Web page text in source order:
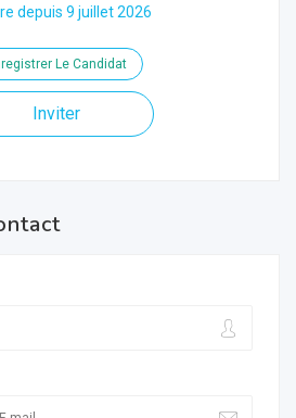
depuis 9 juillet 2026
Le Candidat
Inviter